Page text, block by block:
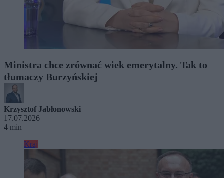
Ministra chce zrównać wiek emerytalny. Tak to
tłumaczy Burzyńskiej
Krzysztof Jabłonowski
17.07.2026
4 min
Kraj